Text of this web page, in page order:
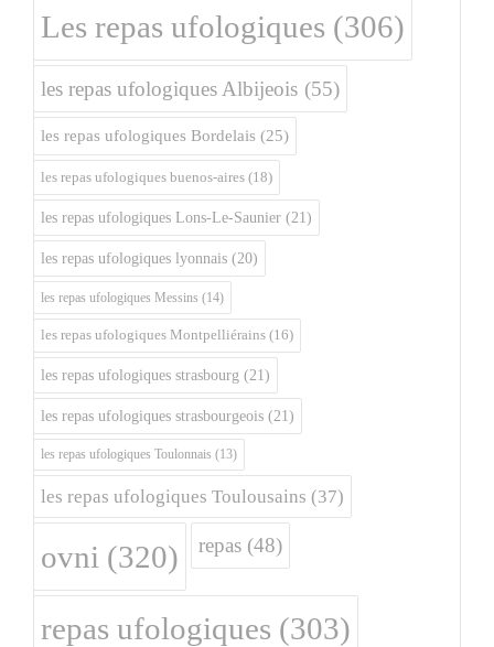
Les repas ufologiques (306)
les repas ufologiques Albijeois (55)
les repas ufologiques Bordelais (25)
les repas ufologiques buenos-aires (18)
les repas ufologiques Lons-Le-Saunier (21)
les repas ufologiques lyonnais (20)
les repas ufologiques Messins (14)
les repas ufologiques Montpelliérains (16)
les repas ufologiques strasbourg (21)
les repas ufologiques strasbourgeois (21)
les repas ufologiques Toulonnais (13)
les repas ufologiques Toulousains (37)
ovni (320) repas (48)
repas ufologiques (303)